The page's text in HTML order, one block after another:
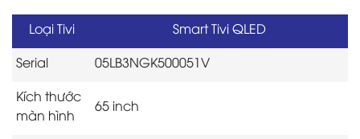
Loại Tivi
Smart Tivi QLED
Serial
05LB3NGK500051V
Kích thước
màn hình
65 inch